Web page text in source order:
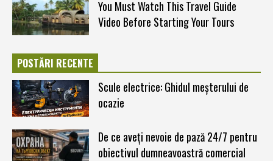
You Must Watch This Travel Guide
Video Before Starting Your Tours
POSTĂRI RECENTE
Scule electrice: Ghidul meșterului de
ocazie
De ce aveți nevoie de pază 24/7 pentru
obiectivul dumneavoastră comercial